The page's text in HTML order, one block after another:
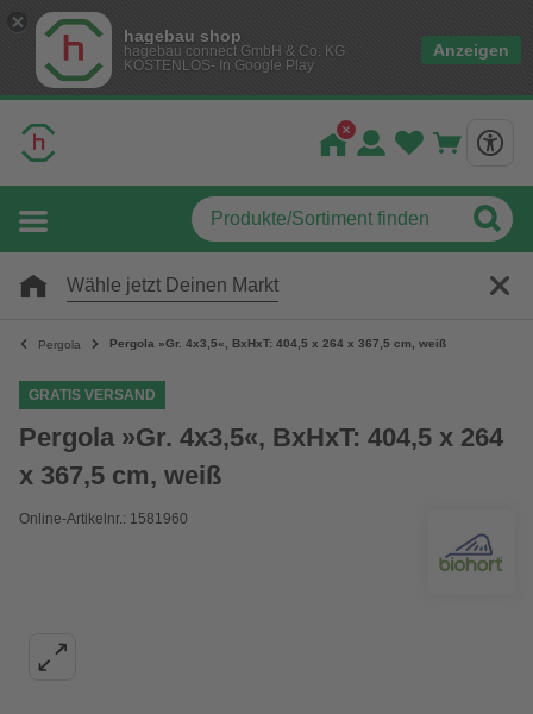
hagebau shop
hagebau connect GmbH & Co. KG
KOSTENLOS- In Google Play
Anzeigen
Wähle jetzt Deinen Markt
Pergola Pergola »Gr. 4x3,5«, BxHxT: 404,5 x 264 x 367,5 cm, weiß
GRATIS VERSAND
Pergola »Gr. 4x3,5«, BxHxT: 404,5 x 264
x 367,5 cm, weiß
Online-Artikelnr.: 1581960